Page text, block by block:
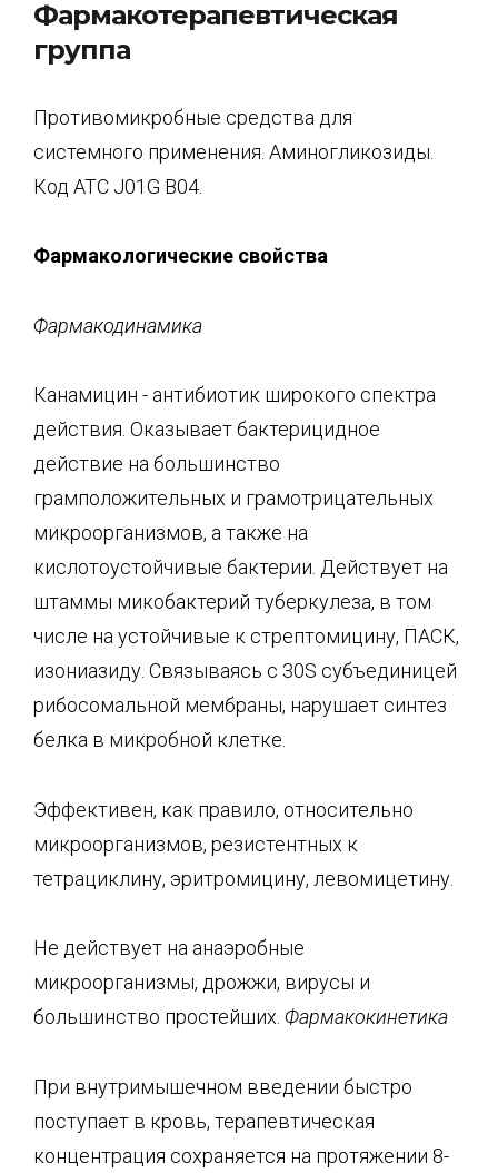
Фармакотерапевтическая
группа
Противомикробные средства для
системного применения. Аминогликозиды.
Код АТС J01G В04.
Фармакологические свойства
Фармакодинамика
Канамицин - антибиотик широкого спектра
действия. Оказывает бактерицидное
действие на большинство
грамположительных и грамотрицательных
микроорганизмов, а также на
кислотоустойчивые бактерии. Действует на
штаммы микобактерий туберкулеза, в том
числе на устойчивые к стрептомицину, ПАСК,
изониазиду. Связываясь с 30S субъединицей
рибосомальной мембраны, нарушает синтез
белка в микробной клетке.
Эффективен, как правило, относительно
микроорганизмов, резистентных к
тетрациклину, эритромицину, левомицетину.
Не действует на анаэробные
микроорганизмы, дрожжи, вирусы и
большинство простейших. Фармакокинетика
При внутримышечном введении быстро
поступает в кровь, терапевтическая
концентрация сохраняется на протяжении 8-